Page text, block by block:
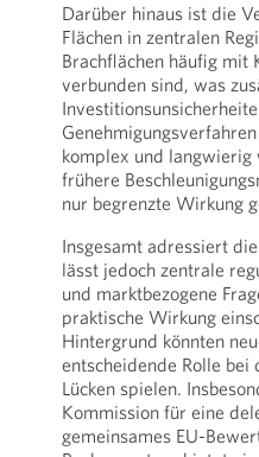
Darüber hinaus ist die
Flächen in zentralen
Brachflächen häufig mit
verbunden sind, was
komplex und langwierig
frühere
nur begrenzte Wirkung
Insgesamt adressiert
lässt jedoch zentrale
und marktbezogene
praktische Wirkung
Hintergrund könnten
entscheidende Rolle bei
Lücken spielen.
Kommission für eine
gemeinsames EU-